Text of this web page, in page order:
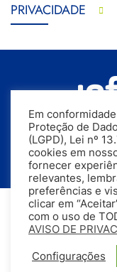
PRIVACIDADE
Todos os
Em
Proteção de
(LGPD), Lei nº
cookies em
fornecer
relevantes,
preferências e
clicar em
com o uso de
AVISO DE
Configurações